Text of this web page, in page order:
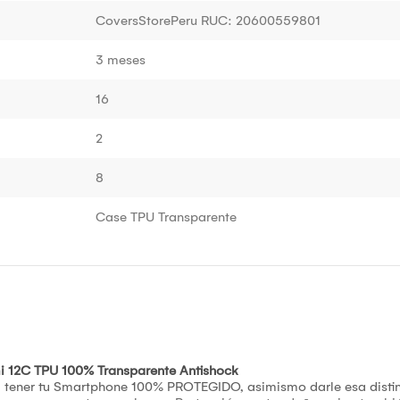
CoversStorePeru RUC: 20600559801
3 meses
16
2
8
Case TPU Transparente
12C TPU 100% Transparente Antishock
tu Smartphone 100% PROTEGIDO, asimismo darle esa